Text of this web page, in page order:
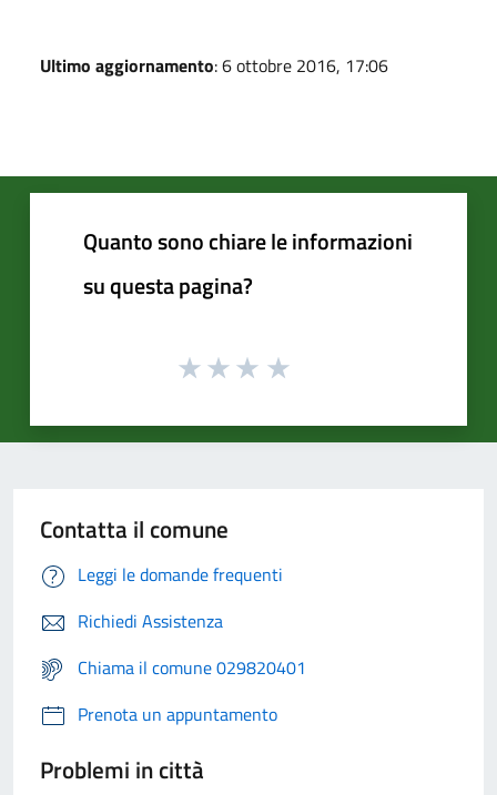
Ultimo aggiornamento: 6 ottobre 2016, 17:06
Quanto sono chiare le informazioni
su questa pagina?
Contatta il comune
Leggi le domande frequenti
Richiedi Assistenza
Chiama il comune 029820401
Prenota un appuntamento
Problemi in città